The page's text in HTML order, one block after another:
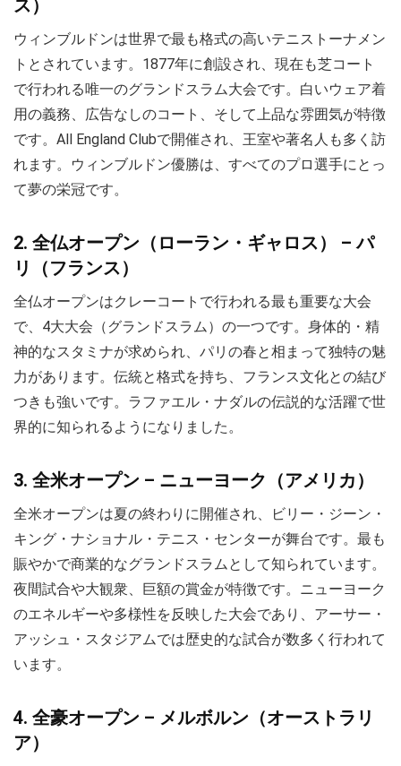
ス）
ウィンブルドンは世界で最も格式の高いテニストーナメン
トとされています。1877年に創設され、現在も芝コート
で行われる唯一のグランドスラム大会です。白いウェア着
用の義務、広告なしのコート、そして上品な雰囲気が特徴
です。All England Clubで開催され、王室や著名人も多く訪
れます。ウィンブルドン優勝は、すべてのプロ選手にとっ
て夢の栄冠です。
2. 全仏オープン（ローラン・ギャロス） – パ
リ（フランス）
全仏オープンはクレーコートで行われる最も重要な大会
で、4大大会（グランドスラム）の一つです。身体的・精
神的なスタミナが求められ、パリの春と相まって独特の魅
力があります。伝統と格式を持ち、フランス文化との結び
つきも強いです。ラファエル・ナダルの伝説的な活躍で世
界的に知られるようになりました。
3. 全米オープン – ニューヨーク（アメリカ）
全米オープンは夏の終わりに開催され、ビリー・ジーン・
キング・ナショナル・テニス・センターが舞台です。最も
賑やかで商業的なグランドスラムとして知られています。
夜間試合や大観衆、巨額の賞金が特徴です。ニューヨーク
のエネルギーや多様性を反映した大会であり、アーサー・
アッシュ・スタジアムでは歴史的な試合が数多く行われて
います。
4. 全豪オープン – メルボルン（オーストラリ
ア）